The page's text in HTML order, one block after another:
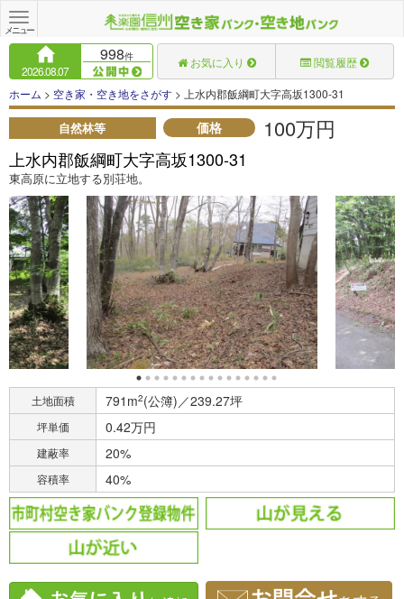
Toggle
navigation
メニュー
2026.08.07
998件 お気に入り 閲覧履歴
ホーム > 空き家・空き地をさがす > 上水内郡飯綱町大字高坂1300-31
自然林等 価格 100万円
上水内郡飯綱町大字高坂1300-31
東高原に立地する別荘地。
土地面積 791m2(公簿)／239.27坪
坪単価 0.42万円
建蔽率 20%
容積率 40%